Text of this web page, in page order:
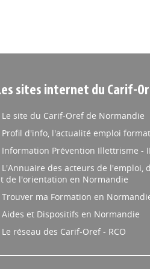
sites internet du Carif-
Le site du Carif-Oref de Normandie
Profil d'info, l'actualité emploi
Information Prévention Illettrisme -
L'Annuaire des acteurs de l'emploi,
de l'orientation en Normandie
Trouver ma Formation en
Aides et Dispositifs en Normandie
Le réseau des Carif-Oref - RCO